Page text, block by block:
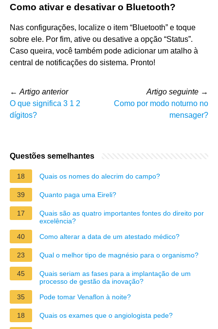
Como ativar e desativar o Bluetooth?
Nas configurações, localize o item “Bluetooth” e toque
sobre ele. Por fim, ative ou desative a opção “Status”.
Caso queira, você também pode adicionar um atalho à
central de notificações do sistema. Pronto!
← Artigo anterior
O que significa 3 1 2
dígitos?
Artigo seguinte →
Como por modo noturno no
mensager?
Questões semelhantes
18 Quais os nomes do alecrim do campo?
39 Quanto paga uma Eireli?
17
Quais são as quatro importantes fontes do direito por
excelência?
40
Como alterar a data de um atestado médico?
23 Qual o melhor tipo de magnésio para o organismo?
45
Quais seriam as fases para a implantação de um
processo de gestão da inovação?
35
Pode tomar Venaflon à noite?
18 Quais os exames que o angiologista pede?